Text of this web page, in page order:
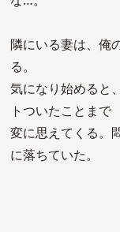
隣にいる妻は、俺
る。
気になり始めると
トついたことまで
変に思えてくる。
に落ちていた。